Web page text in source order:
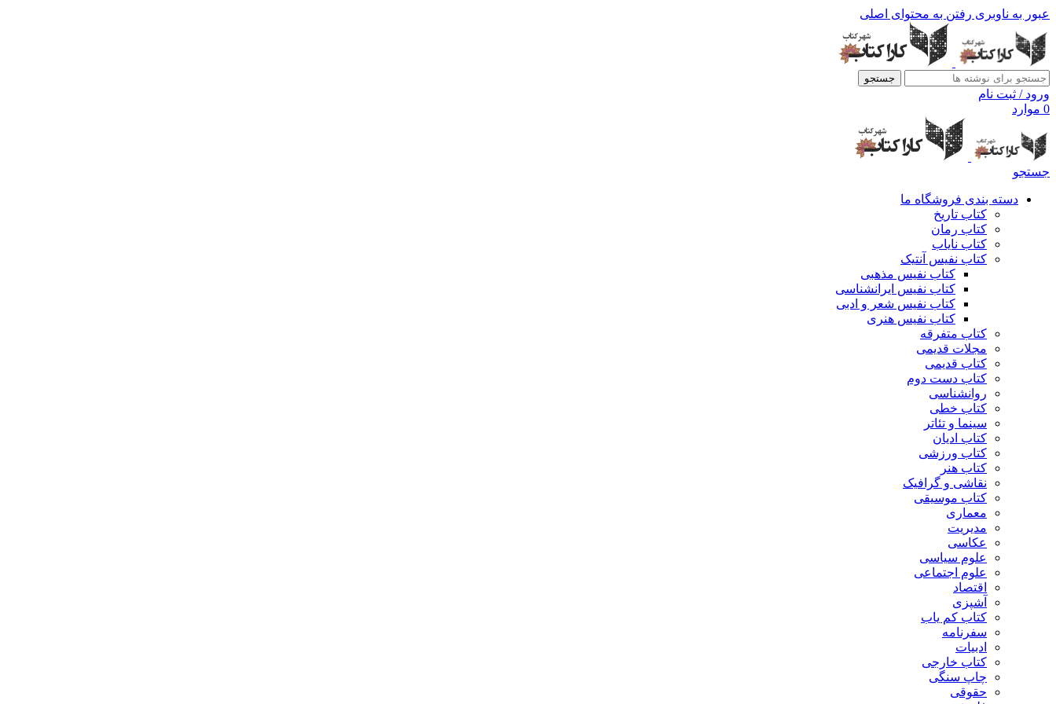
عبور به ناوبری رفتن به محتوای اصلی
جستجو
ورود / ثبت نام
0 موارد
جستجو
دسته بندی فروشگاه ما
کتاب تاریخ
کتاب رمان
کتاب نایاب
کتاب نفیس آنتیک
کتاب نفیس مذهبی
کتاب نفیس ایرانشناسی
کتاب نفیس شعر و ادبی
کتاب نفیس هنری
کتاب متفرقه
مجلات قدیمی
کتاب قدیمی
کتاب دست دوم
روانشناسی
کتاب خطی
سینما و تئاتر
کتاب ادیان
کتاب ورزشی
کتاب هنر
نقاشی و گرافیک
کتاب موسیقی
معماری
مدیریت
عکاسی
علوم سیاسی
علوم اجتماعی
اقتصاد
آشپزی
کتاب کم یاب
سفرنامه
ادبیات
کتاب خارجی
چاپ سنگی
حقوقی